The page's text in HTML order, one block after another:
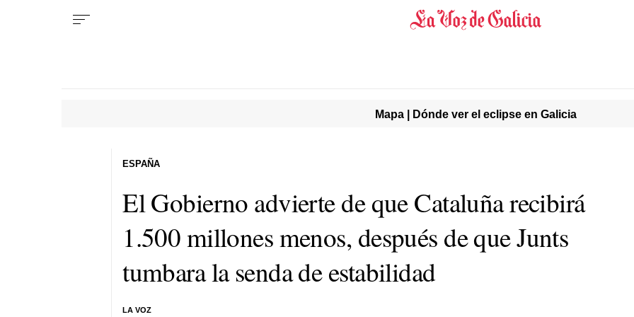
Mapa | Dónde ver el eclipse en Galicia
El Gobierno advierte de que Cataluña recibirá
1.500 millones menos, después de que Junts
tumbara la senda de estabilidad
LA VOZ
ESPAÑA